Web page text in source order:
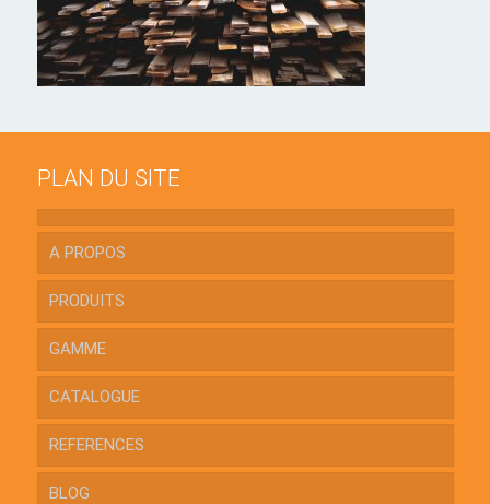
PLAN DU SITE
A PROPOS
PRODUITS
GAMME
CATALOGUE
REFERENCES
BLOG